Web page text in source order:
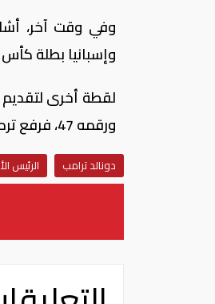
وفي وقت آخر،
وإسبانيا بطلة كأس
لقطة أخرى لتقديم
ورقمه 47، فرفع ترمب القميص وابتسم لالتقاط صورة ثم وضعه جانبًا.
دونالد ترامب الرئيس